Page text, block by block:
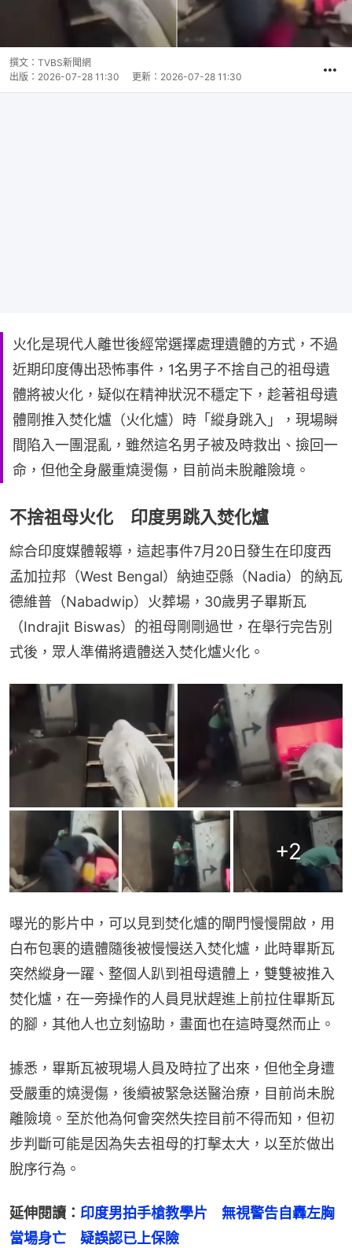
撰文： TVBS新聞網
出版： 2026-07-28 11:30 更新： 2026-07-28 11:30
火化是現代人離世後經常選擇處理遺體的方式，不過
近期印度傳出恐怖事件，1名男子不捨自己的祖母遺
體將被火化，疑似在精神狀況不穩定下，趁著祖母遺
體剛推入焚化爐（火化爐）時「縱身跳入」，現場瞬
間陷入一團混亂，雖然這名男子被及時救出、撿回一
命，但他全身嚴重燒燙傷，目前尚未脫離險境。
不捨祖母火化 印度男跳入焚化爐
綜合印度媒體報導，這起事件7月20日發生在印度西
孟加拉邦（West Bengal）納迪亞縣（Nadia）的納瓦
德維普（Nabadwip）火葬場，30歲男子畢斯瓦
（Indrajit Biswas）的祖母剛剛過世，在舉行完告別
式後，眾人準備將遺體送入焚化爐火化。
+2
曝光的影片中，可以見到焚化爐的閘門慢慢開啟，用
白布包裹的遺體隨後被慢慢送入焚化爐，此時畢斯瓦
突然縱身一躍、整個人趴到祖母遺體上，雙雙被推入
焚化爐，在一旁操作的人員見狀趕進上前拉住畢斯瓦
的腳，其他人也立刻協助，畫面也在這時戛然而止。
據悉，畢斯瓦被現場人員及時拉了出來，但他全身遭
受嚴重的燒燙傷，後續被緊急送醫治療，目前尚未脫
離險境。至於他為何會突然失控目前不得而知，但初
步判斷可能是因為失去祖母的打擊太大，以至於做出
脫序行為。
延伸閱讀： 印度男拍手槍教學片　無視警告自轟左胸
當場身亡　疑誤認已上保險